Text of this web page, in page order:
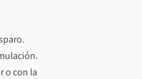
o con la